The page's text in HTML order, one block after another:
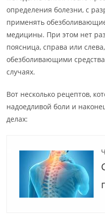
определения болезни, с
применять
медицины. При этом нет
поясница, справа или
обезболивающими
случаях.
Вот несколько рецептов,
надоедливой боли и
делах: